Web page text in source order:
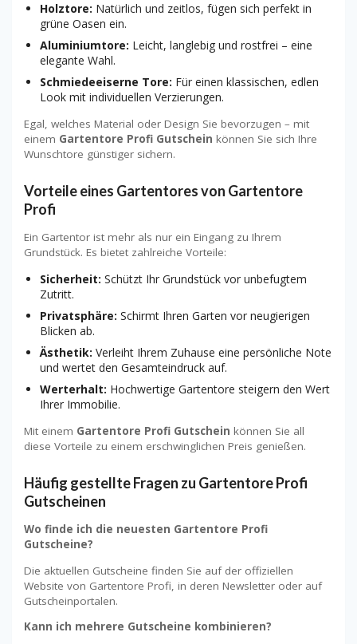
Holztore: Natürlich und zeitlos, fügen sich perfekt in
grüne Oasen ein.
Aluminiumtore: Leicht, langlebig und rostfrei – eine
elegante Wahl.
Schmiedeeiserne Tore: Für einen klassischen, edlen
Look mit individuellen Verzierungen.
Egal, welches Material oder Design Sie bevorzugen – mit
einem Gartentore Profi Gutschein können Sie sich Ihre
Wunschtore günstiger sichern.
Vorteile eines Gartentores von Gartentore
Profi
Ein Gartentor ist mehr als nur ein Eingang zu Ihrem
Grundstück. Es bietet zahlreiche Vorteile:
Sicherheit: Schützt Ihr Grundstück vor unbefugtem
Zutritt.
Privatsphäre: Schirmt Ihren Garten vor neugierigen
Blicken ab.
Ästhetik: Verleiht Ihrem Zuhause eine persönliche Note
und wertet den Gesamteindruck auf.
Werterhalt: Hochwertige Gartentore steigern den Wert
Ihrer Immobilie.
Mit einem Gartentore Profi Gutschein können Sie all
diese Vorteile zu einem erschwinglichen Preis genießen.
Häufig gestellte Fragen zu Gartentore Profi
Gutscheinen
Wo finde ich die neuesten Gartentore Profi
Gutscheine?
Die aktuellen Gutscheine finden Sie auf der offiziellen
Website von Gartentore Profi, in deren Newsletter oder auf
Gutscheinportalen.
Kann ich mehrere Gutscheine kombinieren?